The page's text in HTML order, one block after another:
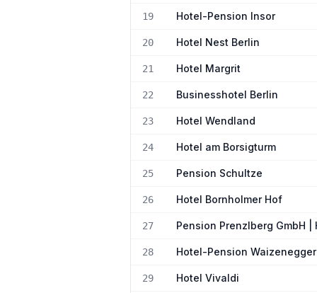
19 Hotel-Pension Insor
20 Hotel Nest Berlin
21 Hotel Margrit
22 Businesshotel Berlin
23 Hotel Wendland
24 Hotel am Borsigturm
25 Pension Schultze
26 Hotel Bornholmer Hof
27 Pension Prenzlberg GmbH |
28 Hotel-Pension Waizenegger
29 Hotel Vivaldi